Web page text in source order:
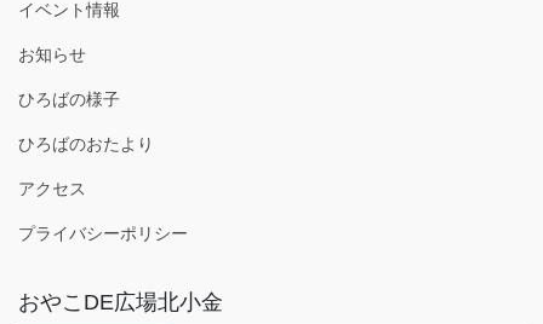
イベント情報
お知らせ
ひろばの様子
ひろばのおたより
アクセス
プライバシーポリシー
おやこDE広場北小金